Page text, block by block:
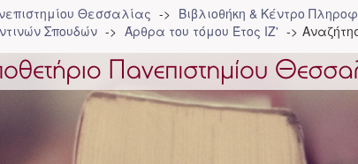
Θεσσαλίας Βιβλιοθήκη & Κέντρο
Σπουδών
Άρθρα του τόμου Έτος ΙΖ'